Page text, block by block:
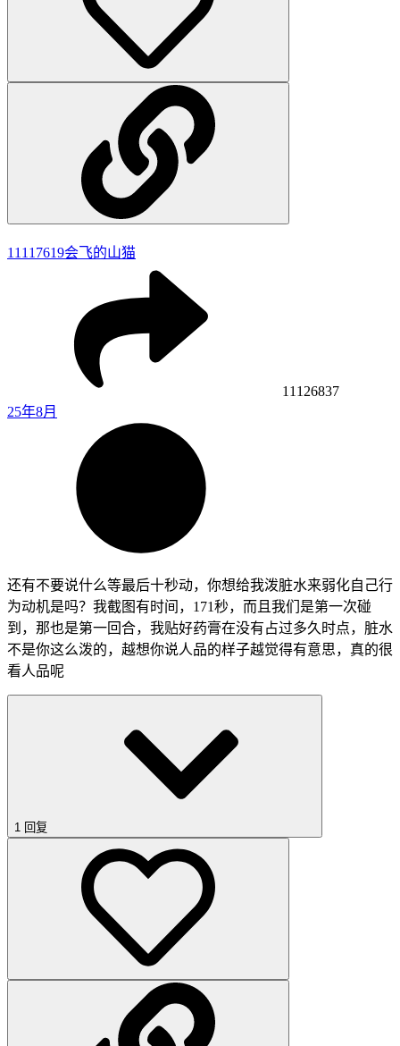
11117619会飞的山猫
11126837
25年8月
还有不要说什么等最后十秒动，你想给我泼脏水来弱化自己行
为动机是吗？我截图有时间，171秒，而且我们是第一次碰
到，那也是第一回合，我贴好药膏在没有占过多久时点，脏水
不是你这么泼的，越想你说人品的样子越觉得有意思，真的很
看人品呢
1 回复